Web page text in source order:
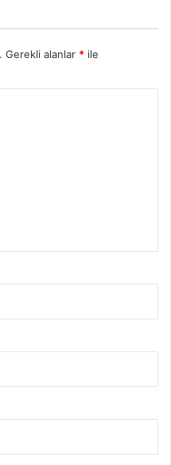
Gerekli alanlar * ile